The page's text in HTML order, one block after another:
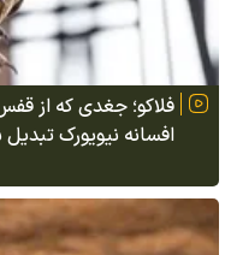
فلاکو؛ جغدی که از
افسانه نیویورک